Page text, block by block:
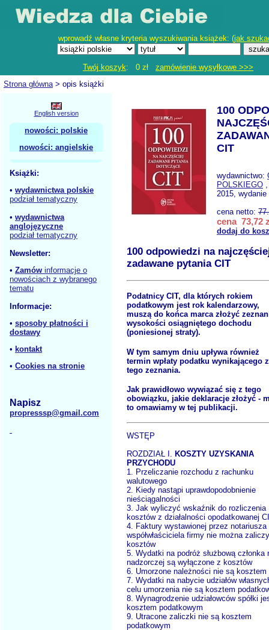
wprowadź własne kryteria wyszukiwania książek: (jak
Twój koszyk: 0 zł zamówienie wysyłkowe >>>
Strona główna> opis książki
English version
nowości: polskie
nowości: angielskie
Książki:
• wydawnictwa polskie
podział tematyczny
• wydawnictwa
anglojęzyczne
podział tematyczny
Newsletter:
• Zamów informacje o
nowościach z wybranego
tematu
Informacje:
• sposoby płatności i
dostawy
• kontakt
• Cookies na stronie
Napisz
propresssp@gmail.com
100
CIT
wydawnictwo:
POLSKIEGO
2015, wydanie
cena netto:
cena 73,72
dodaj do
100 odpowiedzi na
zadawane pytania CIT
Podatnicy CIT, dla których rokiem
podatkowym jest rok kalendarzowy,
muszą do końca marca złożyć
wysokości osiągniętego dochodu
(poniesionej straty).
W tym samym dniu upływa również
termin wpłaty podatku wynikającego z
tego zeznania.
Jak prawidłowo wywiązać się z tego
obowiązku, jakie deklaracje złożyć -
to omawiamy w tej publikacji.
WSTĘP
ROZDZIAŁ I. KOSZTY UZYSKANIA
PRZYCHODU
1. Przeliczanie rozchodu z rachunku
walutowego
2. Kiedy nastąpi uprawdopodobnienie
nieściągalności
3. Jak wyliczyć wskaźnik do rozliczenia
kosztów z działalności opodatkowanej
4. Faktury wystawionej przez notariusza
współwłaściciela firmy nie można
kosztów
5. Wydatki na podróż służbową członka
nadzorczej są wyłączone z kosztów
6. Umorzone należności nie są kosztem
7. Wydatki na nabycie udziałów
celu umorzenia nie są kosztem
8. Wynagrodzenie udziałowców spółki
kosztem podatkowym
9. Utracone zaliczki nie są kosztem
podatkowym